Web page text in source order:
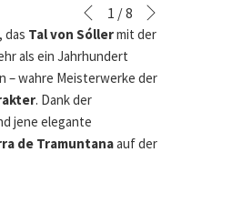
Diashow-
Steuertasten
Durch
Klicken
auf
die
folgenden
Links
wird
Zurück
1 /8
das Tal von Sóllermit der
als ein Jahrhundert
– wahre Meisterwerke der
. Dank der
jene elegante
de Tramuntanaauf der